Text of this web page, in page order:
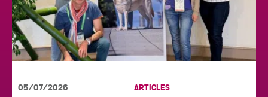
05/07/2026 ARTICLES